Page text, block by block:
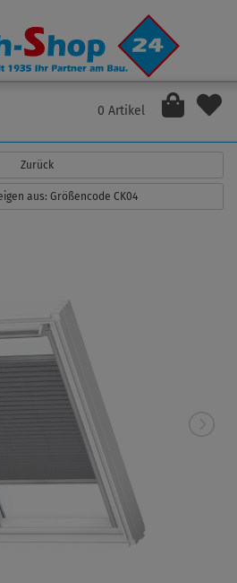
0 Artikel
Zurück
aus: Größencode CK04